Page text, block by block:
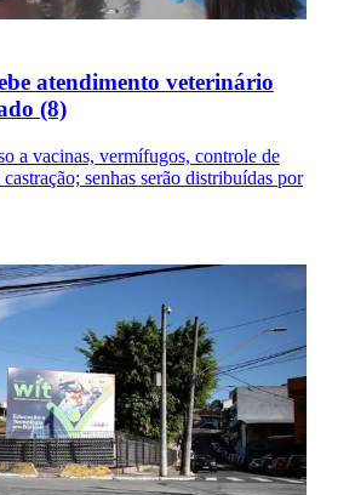
atendimento veterinário
(8)
a vacinas, vermífugos, controle de
senhas serão distribuídas por